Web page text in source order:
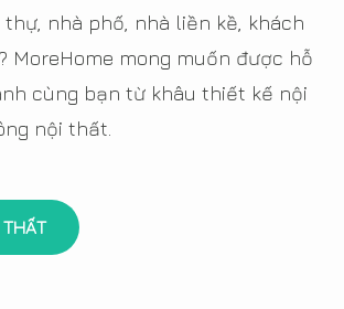
nhà phố, nhà liền kề, khách
MoreHome mong muốn được hỗ
cùng bạn từ khâu thiết kế nội
nội thất.
THẤT